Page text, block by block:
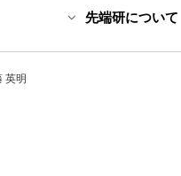
先端研について
英明